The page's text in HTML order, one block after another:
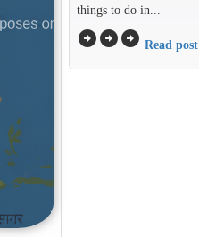
things to do in...
arrow_circle_rightarrow_circle_rightarrow_circle_right Read post